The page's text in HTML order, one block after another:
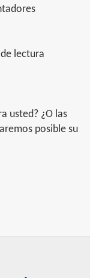
lectura
usted? ¿O las
posible su